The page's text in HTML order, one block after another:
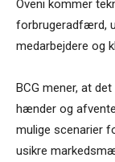
Oveni kommer
forbrugeradfærd,
medarbejdere og
BCG mener, at
hænder og
mulige scenarier
usikre